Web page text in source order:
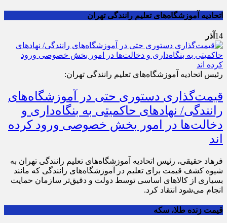
اتحادیه آموزشگاه‌های تعلیم رانندگی تهران
14 آذر
رئیس اتحادیه آموزشگاه‌های تعلیم رانندگی تهران:
قیمت‌گذاری دستوری حتی در آموزشگاه‌های
رانندگی/ نهادهای حاکمیتی به بنگاه‌داری و
دخالت‌ها در امور بخش خصوصی ورود کرده
اند
فرهاد حقیقی، رئیس اتحادیه آموزشگاه‌های تعلیم رانندگی تهران به
شیوه کشف قیمت برای تعلیم در آموزشگاه‌های رانندگی که مانند
بسیاری از کالاهای اساسی توسط دولت و دقیق‌‌‌تر سازمان حمایت
انجام می‌شود انتقاد کرد.
قیمت زنده طلا، سکه